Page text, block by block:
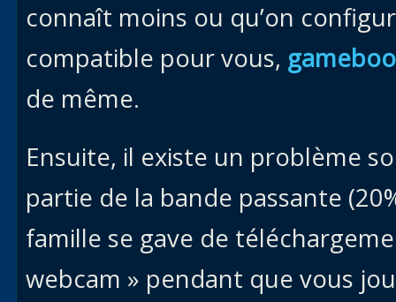
connaît moins ou qu’on
compatible pour vous,
de même.
Ensuite, il existe un problème
partie de la bande passante
famille se gave de
webcam » pendant que vous